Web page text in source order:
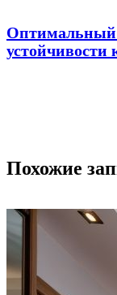
Оптимальный
устойчивости
Похожие